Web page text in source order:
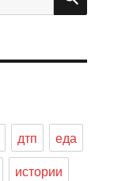
дтп
еда
истории